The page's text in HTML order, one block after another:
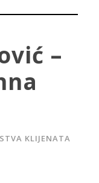
–
KLIJENATA